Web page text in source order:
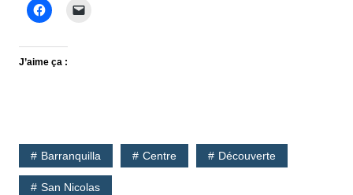
J’aime ça :
Barranquilla Centre Découverte
San Nicolas